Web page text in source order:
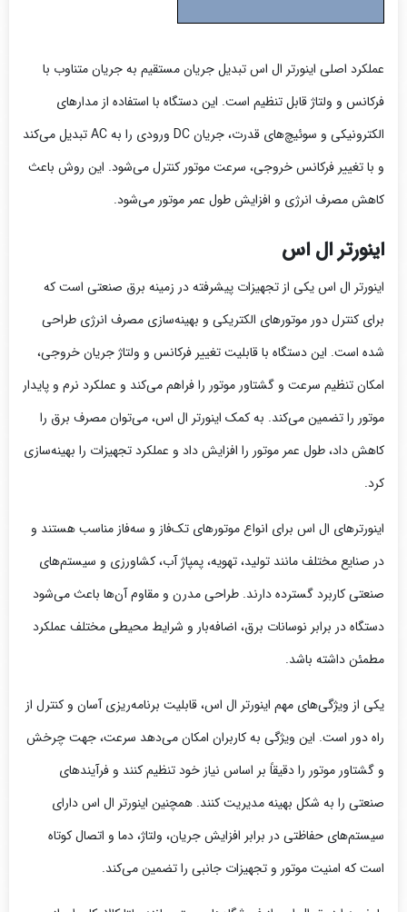
عملکرد اصلی اینورتر ال اس تبدیل جریان مستقیم به جریان متناوب با
فرکانس و ولتاژ قابل تنظیم است. این دستگاه با استفاده از مدارهای
الکترونیکی و سوئیچ‌های قدرت، جریان DC ورودی را به AC تبدیل می‌کند
و با تغییر فرکانس خروجی، سرعت موتور کنترل می‌شود. این روش باعث
کاهش مصرف انرژی و افزایش طول عمر موتور می‌شود.
اینورتر ال اس
اینورتر ال اس یکی از تجهیزات پیشرفته در زمینه برق صنعتی است که
برای کنترل دور موتورهای الکتریکی و بهینه‌سازی مصرف انرژی طراحی
شده است. این دستگاه با قابلیت تغییر فرکانس و ولتاژ جریان خروجی،
امکان تنظیم سرعت و گشتاور موتور را فراهم می‌کند و عملکرد نرم و پایدار
موتور را تضمین می‌کند. به کمک اینورتر ال اس، می‌توان مصرف برق را
کاهش داد، طول عمر موتور را افزایش داد و عملکرد تجهیزات را بهینه‌سازی
کرد.
اینورترهای ال اس برای انواع موتورهای تک‌فاز و سه‌فاز مناسب هستند و
در صنایع مختلف مانند تولید، تهویه، پمپاژ آب، کشاورزی و سیستم‌های
صنعتی کاربرد گسترده دارند. طراحی مدرن و مقاوم آن‌ها باعث می‌شود
دستگاه در برابر نوسانات برق، اضافه‌بار و شرایط محیطی مختلف عملکرد
مطمئن داشته باشد.
یکی از ویژگی‌های مهم اینورتر ال اس، قابلیت برنامه‌ریزی آسان و کنترل از
راه دور است. این ویژگی به کاربران امکان می‌دهد سرعت، جهت چرخش
و گشتاور موتور را دقیقاً بر اساس نیاز خود تنظیم کنند و فرآیندهای
صنعتی را به شکل بهینه مدیریت کنند. همچنین اینورتر ال اس دارای
سیستم‌های حفاظتی در برابر افزایش جریان، ولتاژ، دما و اتصال کوتاه
است که امنیت موتور و تجهیزات جانبی را تضمین می‌کند.